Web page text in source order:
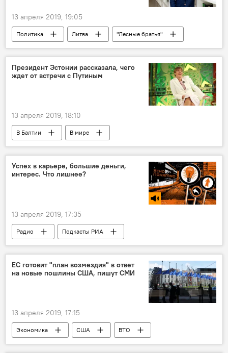
13 апреля 2019, 19:05
Политика Литва
"Лесные братья"
СССР
Президент Эстонии рассказала, чего
ждет от встречи с Путиным
13 апреля 2019, 18:10
В Балтии
В мире
Визит президента Эстонии в Москву
Керсти Кальюлайд
Эстония
Владимир Путин
Успех в карьере, большие деньги,
интерес. Что лишнее?
13 апреля 2019, 17:35
Радио Подкасты РИА
ЕС готовит "план возмездия" в ответ
на новые пошлины США, пишут СМИ
13 апреля 2019, 17:15
Экономика США ВТО